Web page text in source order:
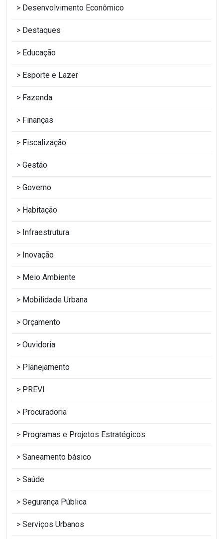
Desenvolvimento Econômico
Destaques
Educação
Esporte e Lazer
Fazenda
Finanças
Fiscalização
Gestão
Governo
Habitação
Infraestrutura
Inovação
Meio Ambiente
Mobilidade Urbana
Orçamento
Ouvidoria
Planejamento
PREVI
Procuradoria
Programas e Projetos Estratégicos
Saneamento básico
Saúde
Segurança Pública
Serviços Urbanos